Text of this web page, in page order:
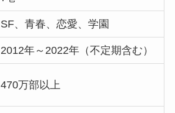
SF、青春、恋愛、学園
2012年～2022年（不定期含む）
470万部以上